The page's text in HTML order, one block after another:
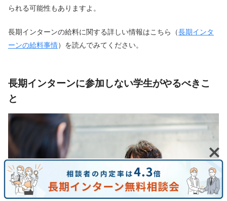
られる可能性もありますよ。
長期インターンの給料に関する詳しい情報はこちら（長期インタ
ーンの給料事情）を読んでみてください。
長期インターンに参加しない学生がやるべきこ
と